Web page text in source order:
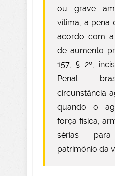
ou grave
vítima, a pena
acordo com
de aumento
157, § 2º,
Penal
circunstância
quando o
força física,
sérias
patrimônio da